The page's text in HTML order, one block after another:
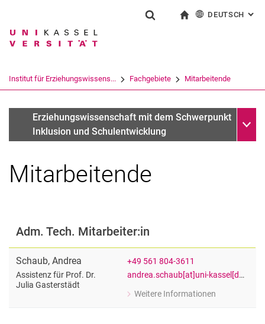
Springe direkt zu: Inhalt
Springe direkt zu: Suche
Springe direkt zu:
Suchbegriff
Suchen (öffnet externen Link in einem
DEUTSCH :
Institut für Erziehungswissens... Fachgebiete Mitarbeitende
Erziehungswissenschaft mit dem Schwerpunkt Inklusion
Erziehungswissenschaft mit dem Schwerpunkt
Inklusion und Schulentwicklung
Mitarbeitende
Adm. Tech. Mitarbeiter:in
Schaub, Andrea
Assistenz für Prof. Dr.
Julia Gasterstädt
+49 561 804-3611
andrea.schaub[at]uni-kassel[dot]de
Weitere Informationen
zu Andrea Schaub